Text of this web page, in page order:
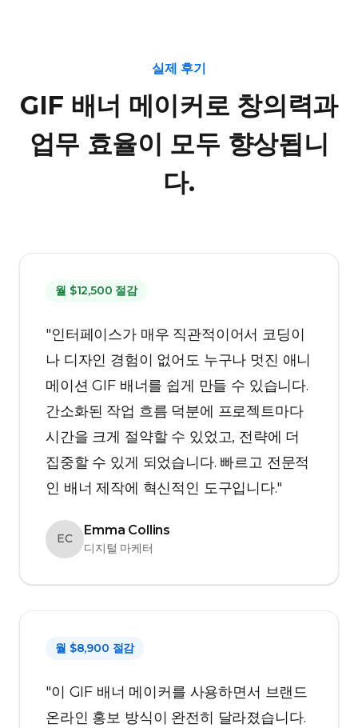
실제 후기
GIF 배너 메이커로 창의력과
업무 효율이 모두 향상됩니
다.
월 $12,500 절감
"인터페이스가 매우 직관적이어서 코딩이
나 디자인 경험이 없어도 누구나 멋진 애니
메이션 GIF 배너를 쉽게 만들 수 있습니다.
간소화된 작업 흐름 덕분에 프로젝트마다
시간을 크게 절약할 수 있었고, 전략에 더
집중할 수 있게 되었습니다. 빠르고 전문적
인 배너 제작에 혁신적인 도구입니다."
EC
Emma Collins
디지털 마케터
월 $8,900 절감
"이 GIF 배너 메이커를 사용하면서 브랜드
온라인 홍보 방식이 완전히 달라졌습니다.